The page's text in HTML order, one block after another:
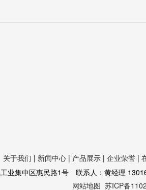
关于我们 | 新闻中心 | 产品展示 | 企业荣誉 |
工业集中区惠民路1号 联系人：黄经理
网站地图 苏ICP备